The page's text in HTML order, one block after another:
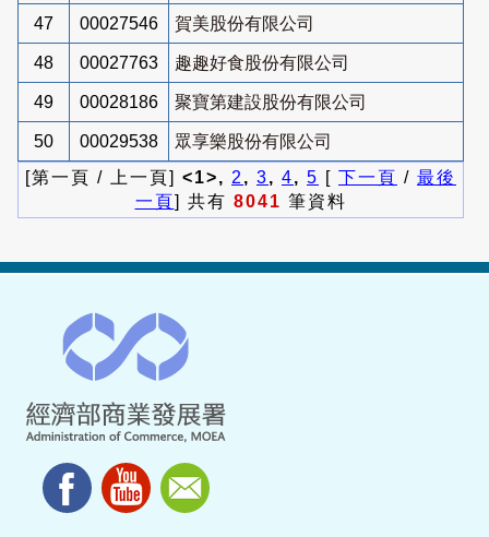
47 00027546 賀美股份有限公司
48 00027763 趣趣好食股份有限公司
49 00028186 聚寶第建設股份有限公司
50 00029538
眾享樂股份有限公司
[第一頁 / 上一頁] <1>, 2 , 3, 4, 5 [ 下一頁 / 最後
一頁] 共有 8041 筆資料